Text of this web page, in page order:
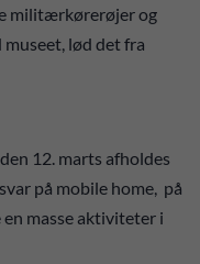
militærkørerøjer og
lød det fra
12. marts afholdes
på mobile home, på
en masse aktiviteter i